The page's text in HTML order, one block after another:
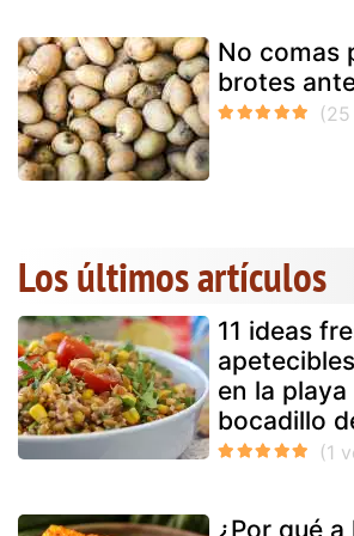
No comas
brotes
Los últimos artículos
11 ideas
en la
bocadillo
¿Por qué